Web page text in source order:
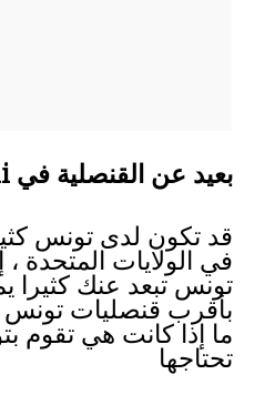
بعيد عن القنصلية في Miami ؟
قد تكون لدى تونس
في الولايات المتحدة ،
تونس تبعد عنك كثيرا
بأقرب قنصليات تونس
ما إذا كانت هي تقوم
تحتاجها